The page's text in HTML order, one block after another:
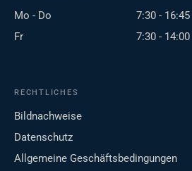
Mo - Do
7:30 - 16:45
Fr
7:30 - 14:00
RECHTLICHES
Bildnachweise
Datenschutz
Allgemeine Geschäftsbedingungen